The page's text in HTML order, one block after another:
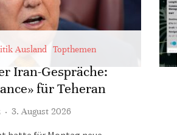
Ausland Topthemen
Iran-Gespräche:
für Teheran
· 3. August 2026